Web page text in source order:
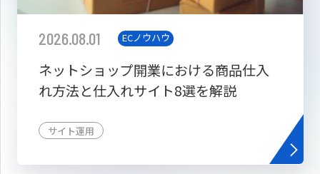
2026.08.01 ECノウハウ
ネットショップ開業における商品仕入
れ方法と仕入れサイト8選を解説
サイト運用